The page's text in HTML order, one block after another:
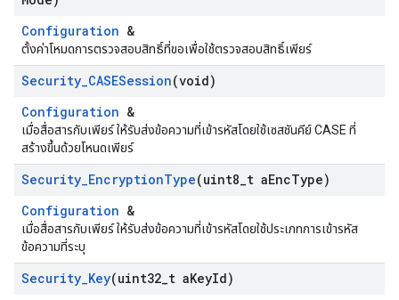
Configuration &
ตั้งค่าโหมดการตรวจสอบสิทธิ์ที่ขอเพื่อใช้ตรวจสอบสิทธิ์เพียร์
Security_CASESession(void)
Configuration &
เมื่อสื่อสารกับเพียร์ ให้รับส่งข้อความที่เข้ารหัสโดยใช้เซสชันคีย์ CASE ที่
สร้างขึ้นด้วยโหนดเพียร์
Security_EncryptionType(uint8 t aEncType)
Configuration &
เมื่อสื่อสารกับเพียร์ ให้รับส่งข้อความที่เข้ารหัสโดยใช้ประเภทการเข้ารหัส
ข้อความที่ระบุ
Security_Key(uint32 t aKeyId)